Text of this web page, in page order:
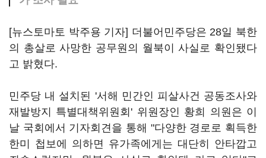
[뉴스토마토 박주용 기자] 더불어민주당은 28일 북한
의 총살로 사망한 공무원의 월북이 사실로 확인됐다
고 밝혔다.
민주당 내 설치된 '서해 민간인 피살사건 공동조사와
재발방지 특별대책위원회' 위원장인 황희 의원은 이
날 국회에서 기자회견을 통해 "다양한 경로로 획득한
한미 첩보에 의하면 유가족에게는 대단히 안타깝고